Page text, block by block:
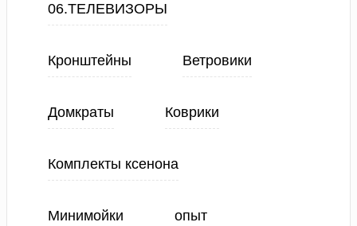
06.ТЕЛЕВИЗОРЫ
Кронштейны Ветровики
Домкраты Коврики
Комплекты ксенона
Минимойки опыт